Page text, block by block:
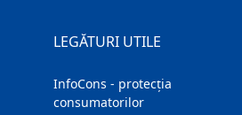
LEGĂTURI UTILE
InfoCons - protecția
consumatorilor